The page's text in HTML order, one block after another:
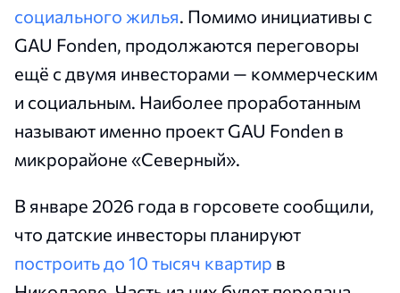
социального жилья. Помимо инициативы с
GAU Fonden, продолжаются переговоры
ещё с двумя инвесторами — коммерческим
и социальным. Наиболее проработанным
называют именно проект GAU Fonden в
микрорайоне «Северный».
В январе 2026 года в горсовете сообщили,
что датские инвесторы планируют
построить до 10 тысяч квартир в